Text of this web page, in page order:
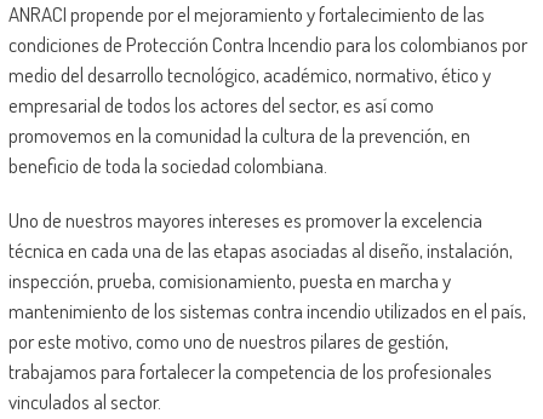
ANRACI propende por el mejoramiento y fortalecimiento de las
condiciones de Protección Contra Incendio para los colombianos por
medio del desarrollo tecnológico, académico, normativo, ético y
empresarial de todos los actores del sector, es así como
promovemos en la comunidad la cultura de la prevención, en
beneficio de toda la sociedad colombiana.
Uno de nuestros mayores intereses es promover la excelencia
técnica en cada una de las etapas asociadas al diseño, instalación,
inspección, prueba, comisionamiento, puesta en marcha y
mantenimiento de los sistemas contra incendio utilizados en el país,
por este motivo, como uno de nuestros pilares de gestión,
trabajamos para fortalecer la competencia de los profesionales
vinculados al sector.